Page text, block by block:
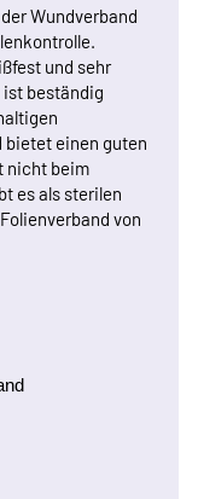
Wundverband
und sehr
ist beständig
bietet einen guten
nicht beim
es als sterilen
von